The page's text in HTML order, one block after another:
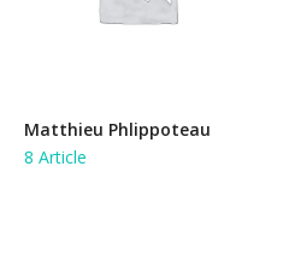
Matthieu Phlippoteau
8 Article